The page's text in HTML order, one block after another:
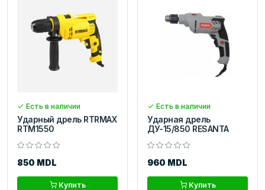
Есть в наличии
Ударный дрель RTRMAX
RTM1550
850 MDL
Купить
Есть в наличии
Ударная дрель
ДУ-15/850 RESANTA
960 MDL
Купить